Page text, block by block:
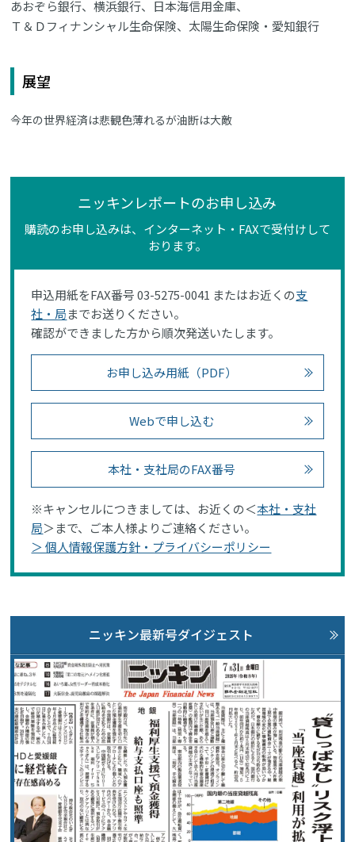
あおぞら銀行、横浜銀行、日本海信用金庫、
Ｔ＆Ｄフィナンシャル生命保険、太陽生命保険・愛知銀行
展望
今年の世界経済は悲観色薄れるが油断は大敵
ニッキンレポートのお申し込み
購読のお申し込みは、インターネット・FAXで受付けして
おります。
申込用紙をFAX番号 03-5275-0041 またはお近くの支
社・局までお送りください。
確認ができました方から順次発送いたします。
お申し込み用紙（PDF）
Webで申し込む
本社・支社局のFAX番号
※キャンセルにつきましては、お近くの＜本社・支社
局＞まで、ご本人様よりご連絡ください。
＞ 個人情報保護方針・プライバシーポリシー
ニッキン最新号ダイジェスト